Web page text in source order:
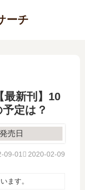
ーチ
最新刊】10
定は？
2020-02-09
09-01
ます。